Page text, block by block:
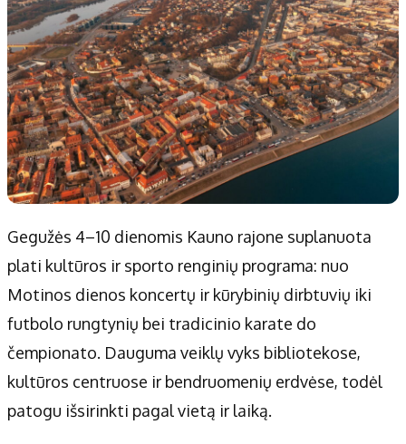
Gegužės 4–10 dienomis Kauno rajone suplanuota
plati kultūros ir sporto renginių programa: nuo
Motinos dienos koncertų ir kūrybinių dirbtuvių iki
futbolo rungtynių bei tradicinio karate do
čempionato. Dauguma veiklų vyks bibliotekose,
kultūros centruose ir bendruomenių erdvėse, todėl
patogu išsirinkti pagal vietą ir laiką.